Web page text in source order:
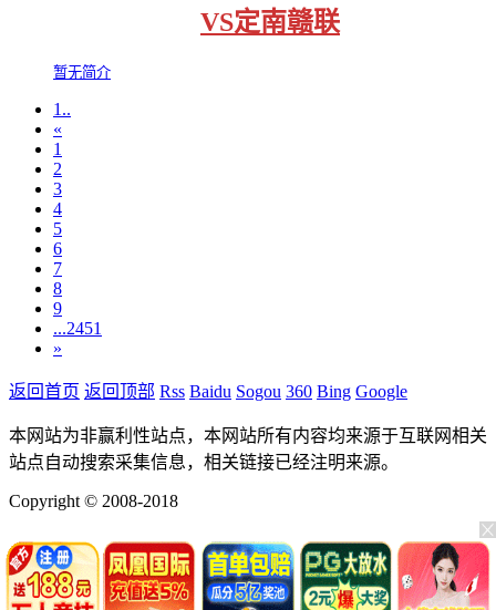
VS定南赣联
暂无简介
1..
«
1
2
3
4
5
6
7
8
9
...2451
»
返回首页 返回顶部 Rss Baidu Sogou 360 Bing Google
本网站为非赢利性站点，本网站所有内容均来源于互联网相关
站点自动搜索采集信息，相关链接已经注明来源。
Copyright © 2008-2018